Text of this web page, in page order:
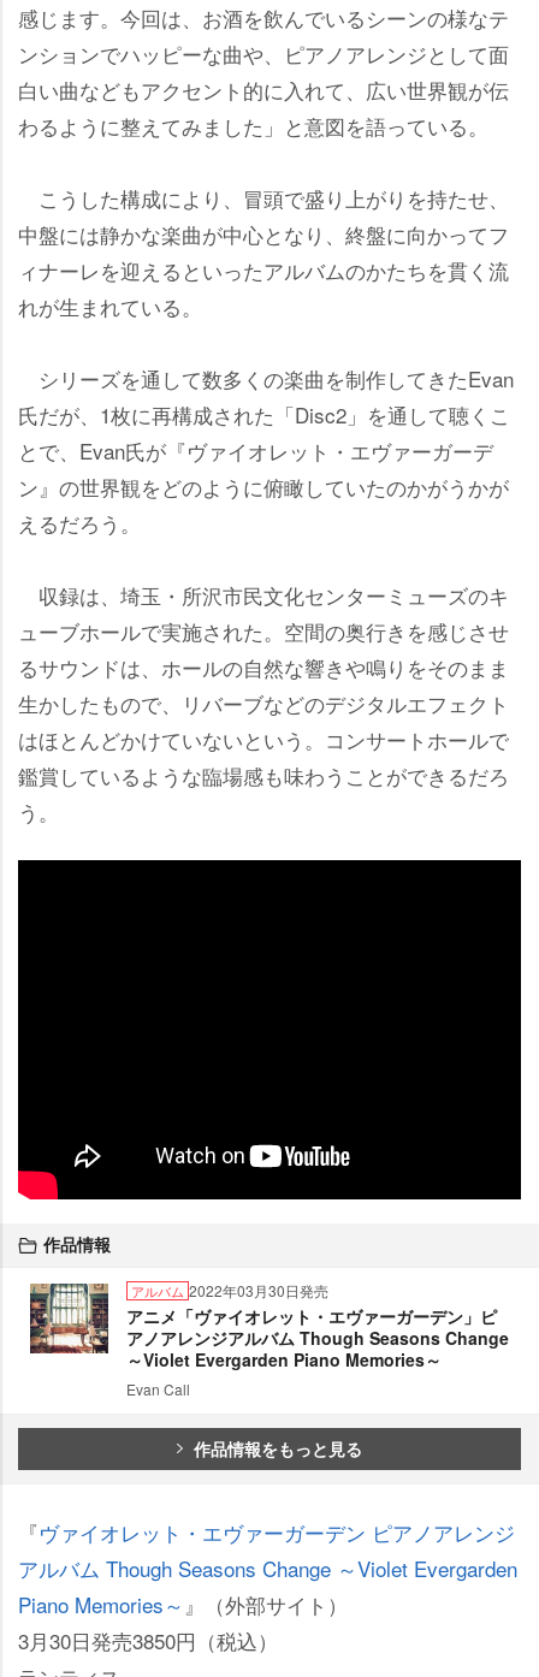
感じます。今回は、お酒を飲んでいるシーンの様なテ
ンションでハッピーな曲や、ピアノアレンジとして面
白い曲などもアクセント的に入れて、広い世界観が伝
わるように整えてみました」と意図を語っている。
こうした構成により、冒頭で盛り上がりを持たせ、
中盤には静かな楽曲が中心となり、終盤に向かってフ
ィナーレを迎えるといったアルバムのかたちを貫く流
れが生まれている。
シリーズを通して数多くの楽曲を制作してきたEvan
氏だが、1枚に再構成された「Disc2」を通して聴くこ
とで、Evan氏が『ヴァイオレット・エヴァーガーデ
ン』の世界観をどのように俯瞰していたのかがうかが
えるだろう。
収録は、埼玉・所沢市民文化センターミューズのキ
ューブホールで実施された。空間の奥行きを感じさせ
るサウンドは、ホールの自然な響きや鳴りをそのまま
生かしたもので、リバーブなどのデジタルエフェクト
はほとんどかけていないという。コンサートホールで
鑑賞しているような臨場感も味わうことができるだろ
う。
作品情報
アルバム 2022年03月30日発売
アニメ「ヴァイオレット・エヴァーガーデン」ピ
アノアレンジアルバム Though Seasons Change
～Violet Evergarden Piano Memories～
Evan Call
作品情報をもっと見る
『ヴァイオレット・エヴァーガーデン ピアノアレンジ
アルバム Though Seasons Change ～Violet Evergarden
Piano Memories～ 』（外部サイト）
3月30日発売3850円（税込）